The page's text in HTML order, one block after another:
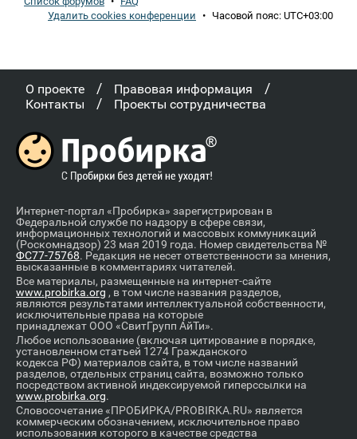
Удалить cookies конференции • Часовой пояс: UTC+03:00
О проекте / Правовая информация /
Контакты / Проекты сотрудничества
Интернет-портал «Пробирка» зарегистрирован в
Федеральной службе по надзору в сфере связи,
информационных технологий и массовых коммуникаций
(Роскомнадзор) 23 мая 2019 года. Номер свидетельства №
ФС77-75768. Редакция не несет ответственности за мнения,
высказанные в комментариях читателей.
Все материалы, размещенные на интернет-сайте
www.probirka.org , в том числе названия разделов,
являются результатами интеллектуальной собственности,
исключительные права на которые
принадлежат ООО «СвитГрупп АйТи».
Любое использование (включая цитирование в порядке,
установленном статьей 1274 Гражданского
кодекса РФ) материалов сайта, в том числе названий
разделов, отдельных страниц сайта, возможно только
посредством активной индексируемой гиперссылки на
www.probirka.org.
Словосочетание «ПРОБИРКА/PROBIRKA.RU» является
коммерческим обозначением, исключительное право
использования которого в качестве средства